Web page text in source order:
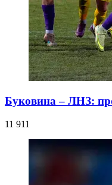
Буковина – ЛНЗ:
11 911